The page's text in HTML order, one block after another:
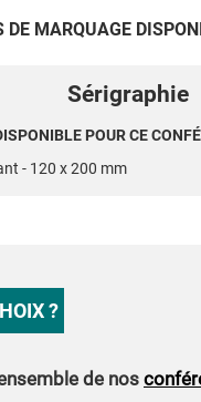
DE MARQUAGE
Sérigraphie
POUR CE
- 120 x 200 mm
?
de nos